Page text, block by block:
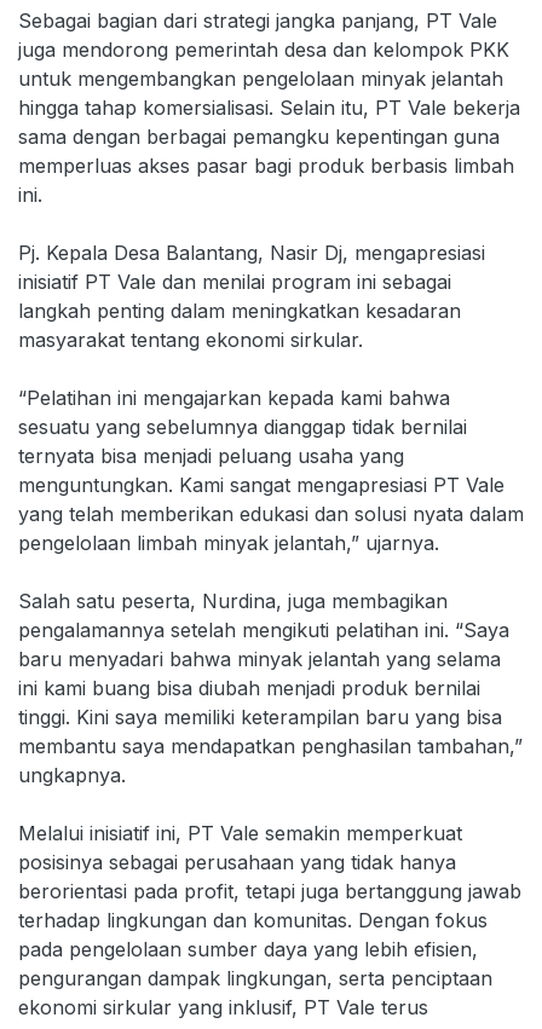
Sebagai bagian dari strategi jangka panjang, PT Vale
juga mendorong pemerintah desa dan kelompok PKK
untuk mengembangkan pengelolaan minyak jelantah
hingga tahap komersialisasi. Selain itu, PT Vale bekerja
sama dengan berbagai pemangku kepentingan guna
memperluas akses pasar bagi produk berbasis limbah
ini.
Pj. Kepala Desa Balantang, Nasir Dj, mengapresiasi
inisiatif PT Vale dan menilai program ini sebagai
langkah penting dalam meningkatkan kesadaran
masyarakat tentang ekonomi sirkular.
“Pelatihan ini mengajarkan kepada kami bahwa
sesuatu yang sebelumnya dianggap tidak bernilai
ternyata bisa menjadi peluang usaha yang
menguntungkan. Kami sangat mengapresiasi PT Vale
yang telah memberikan edukasi dan solusi nyata dalam
pengelolaan limbah minyak jelantah,” ujarnya.
Salah satu peserta, Nurdina, juga membagikan
pengalamannya setelah mengikuti pelatihan ini. “Saya
baru menyadari bahwa minyak jelantah yang selama
ini kami buang bisa diubah menjadi produk bernilai
tinggi. Kini saya memiliki keterampilan baru yang bisa
membantu saya mendapatkan penghasilan tambahan,”
ungkapnya.
Melalui inisiatif ini, PT Vale semakin memperkuat
posisinya sebagai perusahaan yang tidak hanya
berorientasi pada profit, tetapi juga bertanggung jawab
terhadap lingkungan dan komunitas. Dengan fokus
pada pengelolaan sumber daya yang lebih efisien,
pengurangan dampak lingkungan, serta penciptaan
ekonomi sirkular yang inklusif, PT Vale terus